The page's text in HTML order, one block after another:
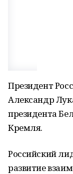
Президент
Александр
президента
Кремля.
Российский
развитие